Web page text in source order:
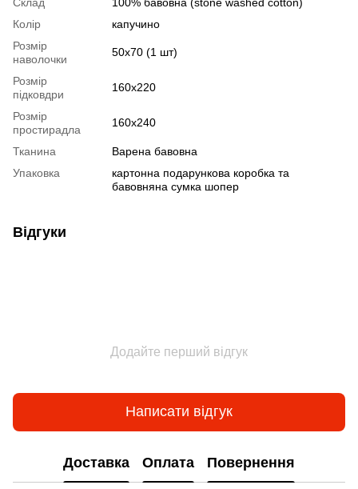
Колір
капучино
Розмір
наволочки
50х70 (1 шт)
Розмір
підковдри
160х220
Розмір
простирадла
160х240
Тканина
Варена бавовна
Упаковка
картонна подарункова коробка та
бавовняна сумка шопер
Відгуки
Додайте перший відгук
Написати відгук
Доставка Оплата Повернення